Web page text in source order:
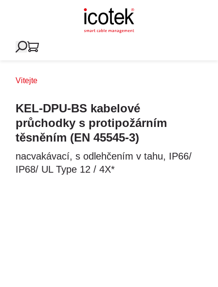
Vitejte
KEL-DPU-BS kabelové
průchodky s protipožárním
těsněním (EN 45545-3)
nacvakávací, s odlehčením v tahu, IP66/
IP68/ UL Type 12 / 4X*